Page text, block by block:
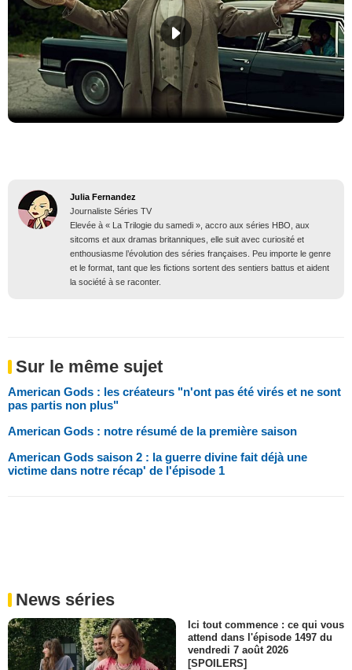
Julia Fernandez
Journaliste Séries TV
Elevée à « La Trilogie du samedi », accro aux séries HBO, aux
sitcoms et aux dramas britanniques, elle suit avec curiosité et
enthousiasme l’évolution des séries françaises. Peu importe le genre
et le format, tant que les fictions sortent des sentiers battus et aident
la société à se raconter.
Sur le même sujet
American Gods : les créateurs "n'ont pas été virés et ne sont
pas partis non plus"
American Gods : notre résumé de la première saison
American Gods saison 2 : la guerre divine fait déjà une
victime dans notre récap' de l'épisode 1
News séries
Ici tout commence : ce qui vous
attend dans l'épisode 1497 du
vendredi 7 août 2026
[SPOILERS]